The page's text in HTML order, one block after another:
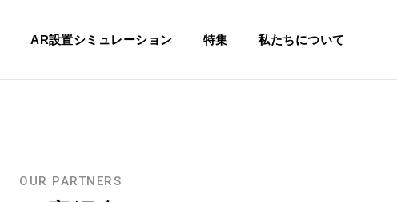
AR設置シミュレーション 特集 私たちについて
OUR PARTNERS